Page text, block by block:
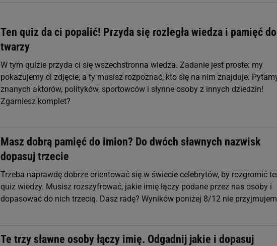
Ten quiz da ci popalić! Przyda się rozległa wiedza i pamięć do
twarzy
W tym quizie przyda ci się wszechstronna wiedza. Zadanie jest proste: my
pokazujemy ci zdjęcie, a ty musisz rozpoznać, kto się na nim znajduje.
znanych aktorów, polityków, sportowców i słynne osoby z innych dziedzin!
Zgarniesz komplet?
Masz dobrą pamięć do imion? Do dwóch sławnych nazwisk
dopasuj trzecie
Trzeba naprawdę dobrze orientować się w świecie celebrytów, by rozgromić
quiz wiedzy. Musisz rozszyfrować, jakie imię łączy podane przez nas osoby i
dopasować do nich trzecią. Dasz radę? Wyników poniżej 8/12 nie
Te trzy sławne osoby łączy imię. Odgadnij jakie i dopasuj